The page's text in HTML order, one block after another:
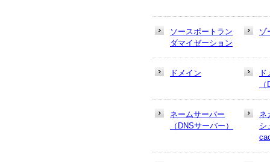
ソースポートラン
ダマイゼーション
ゾ
ドメイン
ネームサーバー
（DNSサーバー）
ネ
シ